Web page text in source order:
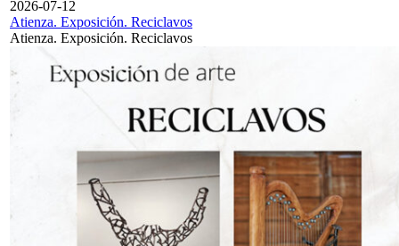
2026-07-12
Atienza. Exposición. Reciclavos
Atienza. Exposición. Reciclavos